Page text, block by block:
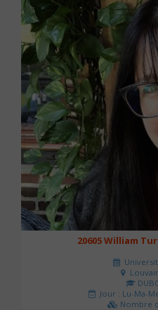
20605 William
Jour : Lu-Ma-
Nombre